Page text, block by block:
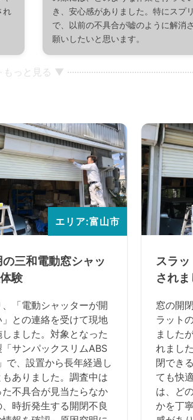
れ
き、安心感がありました。特にスプ
で、以前の不具合が嘘のように解消
願いしたいと思います。
もっと見る ▼
エリア:富山市
三和電動窓シャッ
験
「電動シャッターが開
との連絡を受けて現地
ました。対象となった
サンパックスリムABS
で、設置から長年経過し
ありました。調査中は
不具合が見当たらなか
時折発生する開閉不良
スラ
されま
窓の開
ラット
ました
れまし
閉でき
ても快
は、ど
かを丁